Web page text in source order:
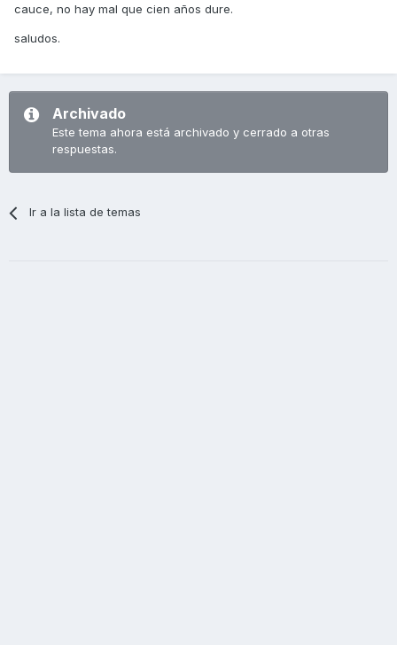
cauce, no hay mal que cien años dure.
saludos.
Archivado
Este tema ahora está archivado y cerrado a otras
respuestas.
Ir a la lista de temas